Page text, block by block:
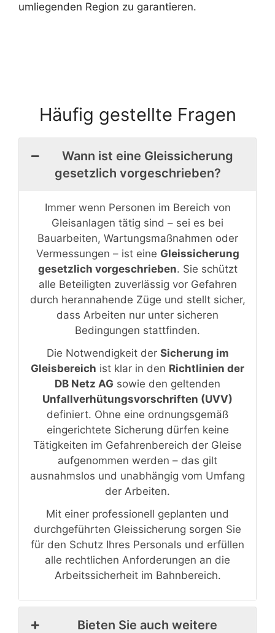
umliegenden Region zu garantieren.
Häufig gestellte Fragen
Wann ist eine Gleissicherung
gesetzlich vorgeschrieben?
Immer wenn Personen im Bereich von
Gleisanlagen tätig sind – sei es bei
Bauarbeiten, Wartungsmaßnahmen oder
Vermessungen – ist eine Gleissicherung
gesetzlich vorgeschrieben. Sie schützt
alle Beteiligten zuverlässig vor Gefahren
durch herannahende Züge und stellt sicher,
dass Arbeiten nur unter sicheren
Bedingungen stattfinden.
Die Notwendigkeit der Sicherung im
Gleisbereich ist klar in den Richtlinien der
DB Netz AG sowie den geltenden
Unfallverhütungsvorschriften (UVV)
definiert. Ohne eine ordnungsgemäß
eingerichtete Sicherung dürfen keine
Tätigkeiten im Gefahrenbereich der Gleise
aufgenommen werden – das gilt
ausnahmslos und unabhängig vom Umfang
der Arbeiten.
Mit einer professionell geplanten und
durchgeführten Gleissicherung sorgen Sie
für den Schutz Ihres Personals und erfüllen
alle rechtlichen Anforderungen an die
Arbeitssicherheit im Bahnbereich.
Bieten Sie auch weitere